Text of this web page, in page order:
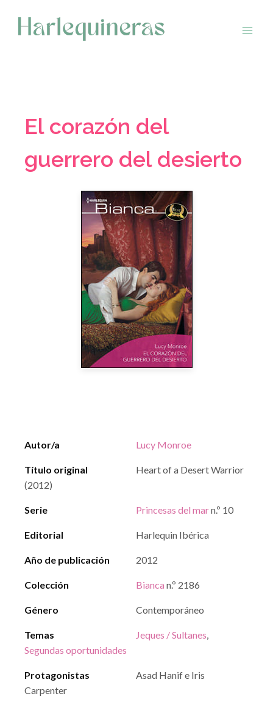
contenido
El corazón del
guerrero del desierto
Autor/a Lucy Monroe
Título original
Heart of a Desert Warrior
(2012)
Serie Princesas del marn.º 10
Editorial Harlequin Ibérica
Año de publicación 2012
Colección Bianca n.º 2186
Género Contemporáneo
Temas Jeques / Sultanes,
Segundas oportunidades
Protagonistas
Asad Hanif e Iris
Carpenter